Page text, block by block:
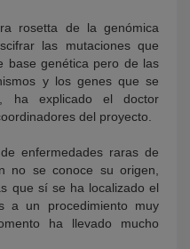
rosetta de la genómica
las mutaciones que
base genética pero de las
y los genes que se
ha explicado el doctor
del proyecto.
enfermedades raras de
no se conoce su origen,
que sí se ha localizado el
a un procedimiento muy
ha llevado mucho